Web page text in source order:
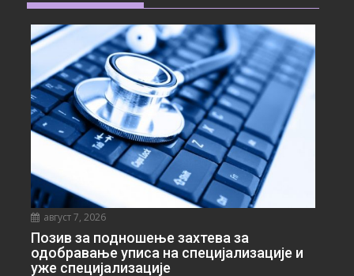
август 7, 2026
Позив за подношење захтева за
одобравање уписа на специјализације и
уже специјализације